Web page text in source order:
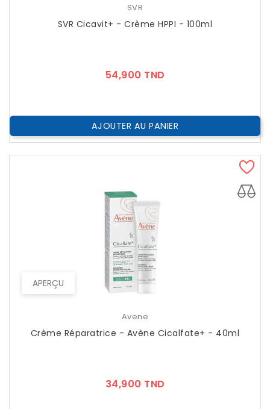
SVR
SVR Cicavit+ - Crème HPPI - 100ml
54,900 TND
AJOUTER AU PANIER
APERÇU
Avene
Crème Réparatrice - Avène Cicalfate+ - 40ml
34,900 TND